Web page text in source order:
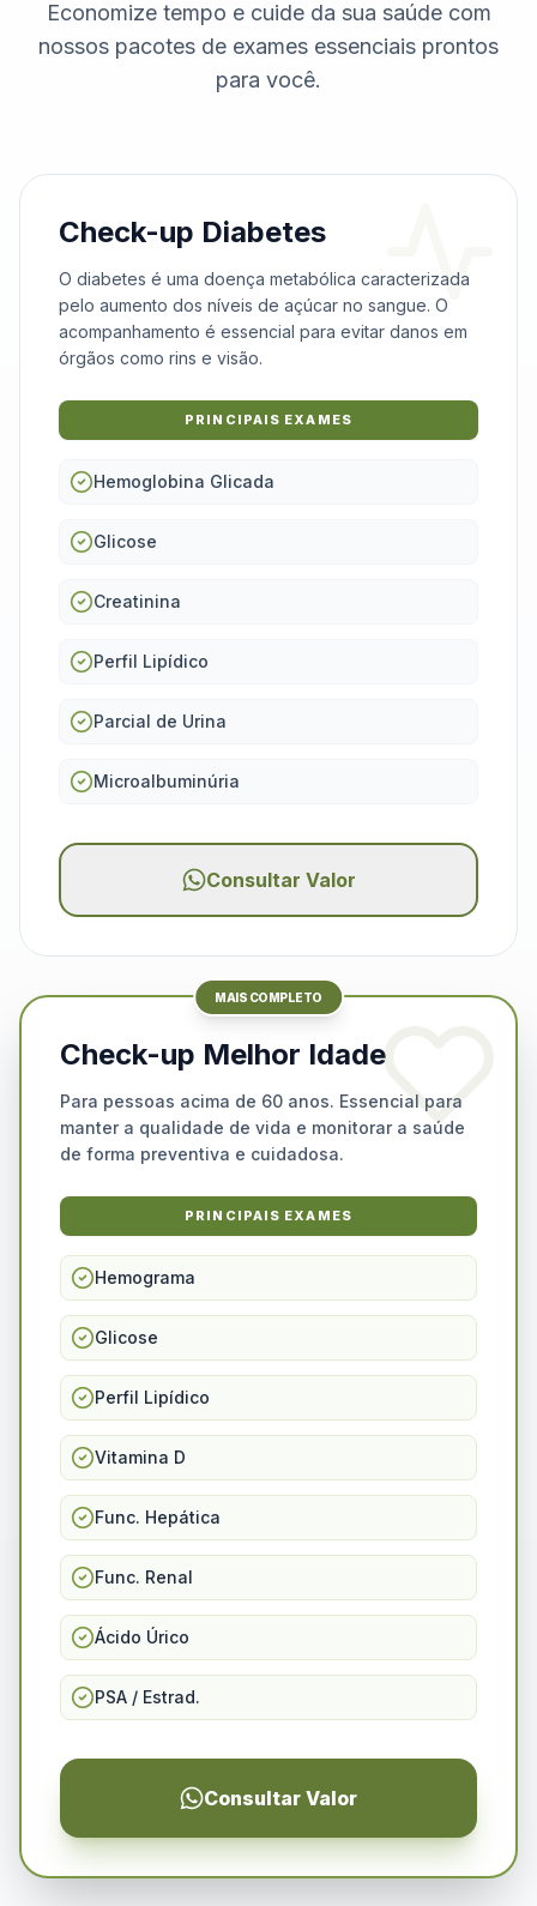
Economize tempo e cuide da sua saúde com
nossos pacotes de exames essenciais prontos
para você.
Check-up Diabetes
O diabetes é uma doença metabólica caracterizada
pelo aumento dos níveis de açúcar no sangue. O
acompanhamento é essencial para evitar danos em
órgãos como rins e visão.
PRINCIPAIS EXAMES
Hemoglobina Glicada
Glicose
Creatinina
Perfil Lipídico
Parcial de Urina
Microalbuminúria
Consultar Valor
MAIS COMPLETO
Check-up Melhor Idade
Para pessoas acima de 60 anos. Essencial para
manter a qualidade de vida e monitorar a saúde
de forma preventiva e cuidadosa.
PRINCIPAIS EXAMES
Hemograma
Glicose
Perfil Lipídico
Vitamina D
Func. Hepática
Func. Renal
Ácido Úrico
PSA / Estrad.
Consultar Valor